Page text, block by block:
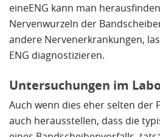
eineENG kann man
Nervenwurzeln der
andere Nervenerkrankungen,
ENG diagnostizieren.
Untersuchungen im
Auch wenn dies eher selten der
auch herausstellen, dass die